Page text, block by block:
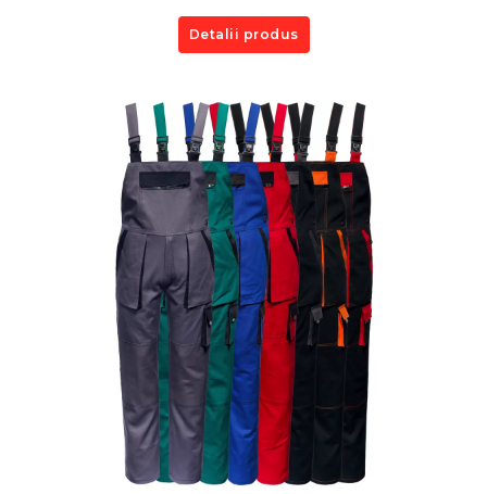
Detalii produs